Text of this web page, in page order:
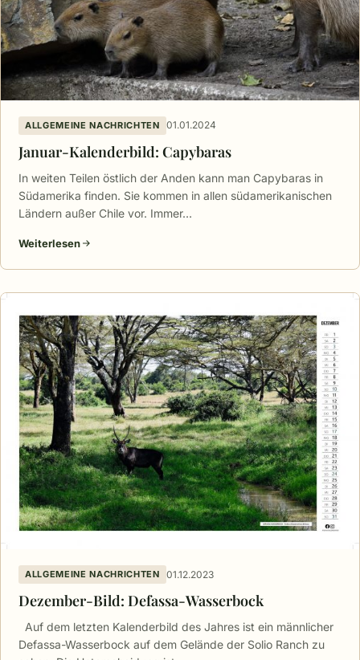
ALLGEMEINE NACHRICHTEN 01.01.2024
Januar-Kalenderbild: Capybaras
In weiten Teilen östlich der Anden kann man Capybaras in
Südamerika finden. Sie kommen in allen südamerikanischen
Ländern außer Chile vor. Immer…
Weiterlesen
ALLGEMEINE NACHRICHTEN 01.12.2023
Dezember-Bild: Defassa-Wasserbock
Auf dem letzten Kalenderbild des Jahres ist ein männlicher
Defassa-Wasserbock auf dem Gelände der Solio Ranch zu